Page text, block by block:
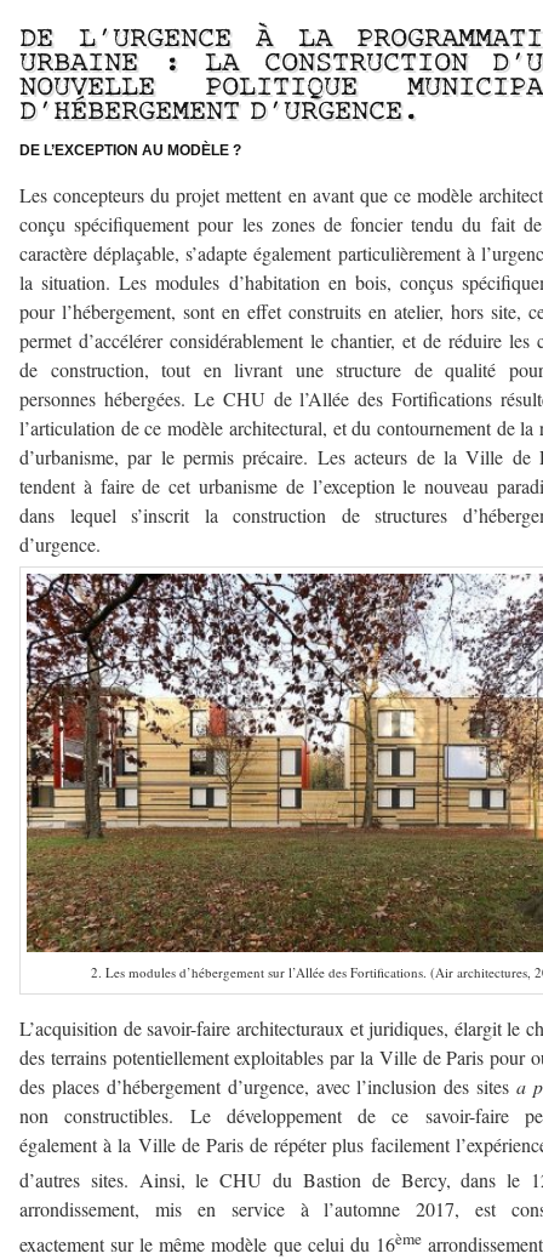
DE L’URGENCE À LA
URBAINE : LA CONSTRUCTION
NOUVELLE POLITIQUE
D’HÉBERGEMENT D’URGENCE.
DE L’EXCEPTION AU MODÈLE ?
Les concepteurs du projet mettent en avant que ce modèle
conçu spécifiquement pour les zones de foncier tendu du fait
caractère déplaçable, s’adapte également particulièrement à
la situation. Les modules d’habitation en bois, conçus
pour l’hébergement, sont en effet construits en atelier, hors site,
permet d’accélérer considérablement le chantier, et de réduire les
de construction, tout en livrant une structure de qualité
personnes hébergées. Le CHU de l’Allée des Fortifications
l’articulation de ce modèle architectural, et du contournement de la
d’urbanisme, par le permis précaire. Les acteurs de la Ville de
tendent à faire de cet urbanisme de l’exception le nouveau
dans lequel s’inscrit la construction de structures
d’urgence.
2. Les modules d’hébergement sur l’Allée des Fortifications. (Air architectures,
L’acquisition de savoir-faire architecturaux et juridiques, élargit le
des terrains potentiellement exploitables par la Ville de Paris pour
des places d’hébergement d’urgence, avec l’inclusion des sitesa
non constructibles. Le développement de ce savoir-faire
également à la Ville de Paris de répéter plus facilement
d’autres sites. Ainsi, le CHU du Bastion de Bercy, dans le
arrondissement, mis en service à l’automne 2017, est
exactement sur le même modèle que celui du 16ème